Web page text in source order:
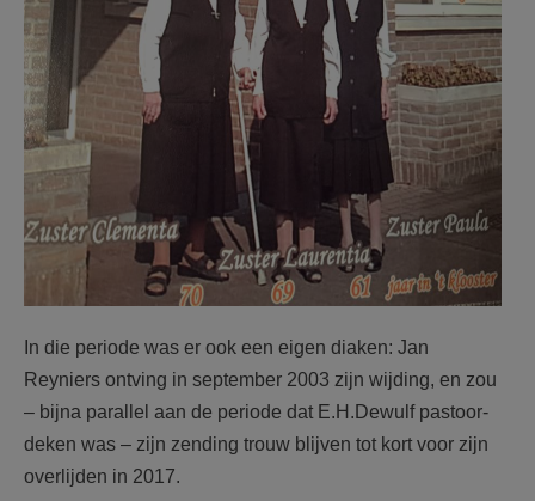
In die periode was er ook een eigen diaken: Jan
Reyniers ontving in september 2003 zijn wijding, en zou
– bijna parallel aan de periode dat E.H.Dewulf pastoor-
deken was – zijn zending trouw blijven tot kort voor zijn
overlijden in 2017.